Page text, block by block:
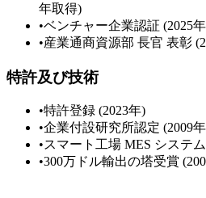
年取得)
•ベンチャー企業認証 (2025
•産業通商資源部 長官 表彰
特許及び技術
•特許登録 (2023年)
•企業付設研究所認定 (2009
•スマート工場 MES システ
•300万ドル輸出の塔受賞